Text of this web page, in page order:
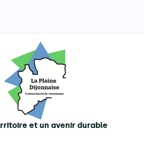
et un avenir durable